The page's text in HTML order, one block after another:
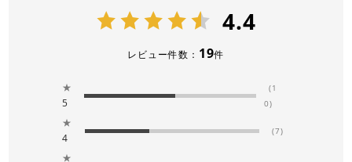
4.4
レビュー件数： 19件
★
5
(1
0)
★
4
(7)
★